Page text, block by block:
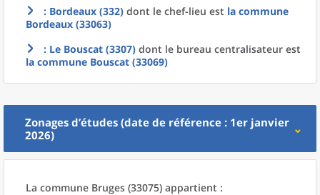
: Bordeaux (332) dont le chef-lieu est la commune
Bordeaux (33063)
: Le Bouscat (3307) dont le bureau centralisateur est
la commune Bouscat (33069)
Zonages d’études (date de référence : 1er janvier
2026)
La commune Bruges (33075) appartient :